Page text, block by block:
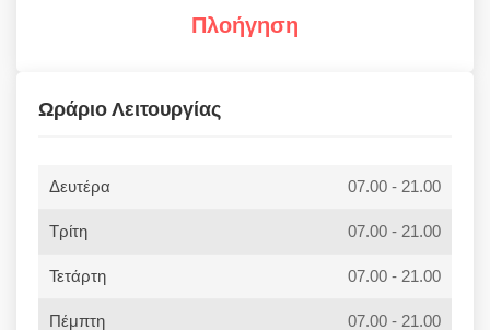
Πλοήγηση
Ωράριο Λειτουργίας
Δευτέρα 07.00 - 21.00
Τρίτη 07.00 - 21.00
Τετάρτη 07.00 - 21.00
Πέμπτη 07.00 - 21.00